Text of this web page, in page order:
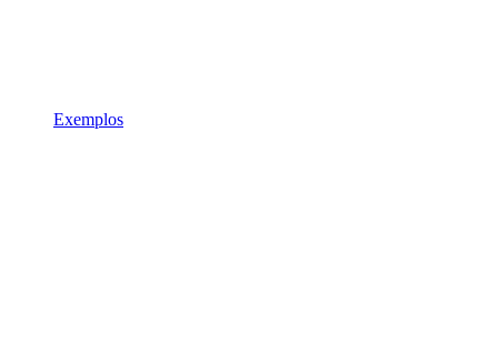
Exemplos